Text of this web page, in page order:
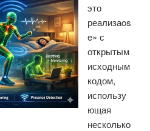
это
реализаos
e» с
открытым
исходным
кодом,
использу
ющая
несколько